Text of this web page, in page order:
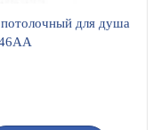
для душа